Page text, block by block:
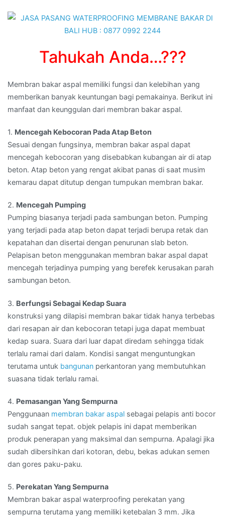
Tahukah Anda…???
Membran bakar aspal memiliki fungsi dan kelebihan yang
memberikan banyak keuntungan bagi pemakainya. Berikut ini
manfaat dan keunggulan dari membran bakar aspal.
1. Mencegah Kebocoran Pada Atap Beton
Sesuai dengan fungsinya, membran bakar aspal dapat
mencegah kebocoran yang disebabkan kubangan air di atap
beton. Atap beton yang rengat akibat panas di saat musim
kemarau dapat ditutup dengan tumpukan membran bakar.
2. Mencegah Pumping
Pumping biasanya terjadi pada sambungan beton. Pumping
yang terjadi pada atap beton dapat terjadi berupa retak dan
kepatahan dan disertai dengan penurunan slab beton.
Pelapisan beton menggunakan membran bakar aspal dapat
mencegah terjadinya pumping yang berefek kerusakan parah
sambungan beton.
3. Berfungsi Sebagai Kedap Suara
konstruksi yang dilapisi membran bakar tidak hanya terbebas
dari resapan air dan kebocoran tetapi juga dapat membuat
kedap suara. Suara dari luar dapat diredam sehingga tidak
terlalu ramai dari dalam. Kondisi sangat menguntungkan
terutama untuk bangunan perkantoran yang membutuhkan
suasana tidak terlalu ramai.
4. Pemasangan Yang Sempurna
Penggunaan membran bakar aspal sebagai pelapis anti bocor
sudah sangat tepat. objek pelapis ini dapat memberikan
produk penerapan yang maksimal dan sempurna. Apalagi jika
sudah dibersihkan dari kotoran, debu, bekas adukan semen
dan gores paku-paku.
5. Perekatan Yang Sempurna
Membran bakar aspal waterproofing perekatan yang
sempurna terutama yang memiliki ketebalan 3 mm. Jika